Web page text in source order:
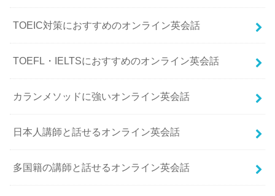
TOEIC対策におすすめのオンライン英会話
TOEFL・IELTSにおすすめのオンライン英会話
カランメソッドに強いオンライン英会話
日本人講師と話せるオンライン英会話
多国籍の講師と話せるオンライン英会話